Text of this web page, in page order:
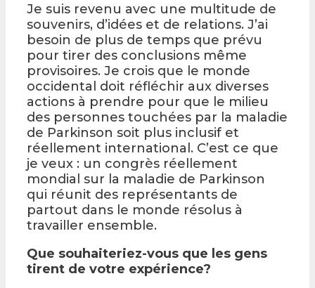
Je suis revenu avec une multitude de
souvenirs, d’idées et de relations. J’ai
besoin de plus de temps que prévu
pour tirer des conclusions même
provisoires. Je crois que le monde
occidental doit réfléchir aux diverses
actions à prendre pour que le milieu
des personnes touchées par la maladie
de Parkinson soit plus inclusif et
réellement international. C’est ce que
je veux : un congrès réellement
mondial sur la maladie de Parkinson
qui réunit des représentants de
partout dans le monde résolus à
travailler ensemble.
Que souhaiteriez-vous que les gens
tirent de votre expérience?